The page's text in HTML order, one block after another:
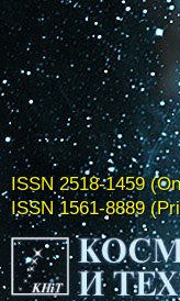
ISSN 2518-1459
ISSN 1561-8889